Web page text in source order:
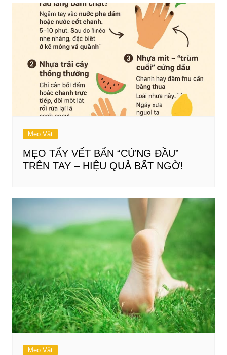
Mẹo Vặt
MẸO TẨY VẾT BẨN “CỨNG ĐẦU”
TRÊN TAY – HIỆU QUẢ BẤT NGỜ!
Mẹo Vặt